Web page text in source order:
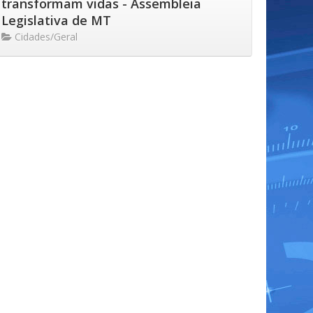
transformam vidas - Assembleia
Legislativa de MT
Cidades/Geral